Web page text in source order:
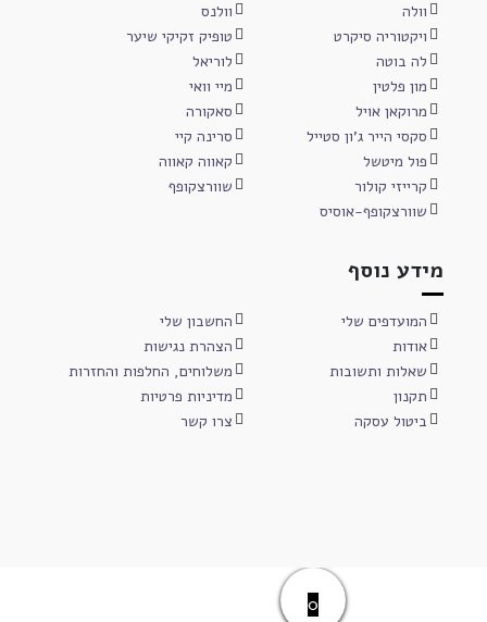
וולה
וולנס
ויקטוריה סיקרט
טופיק זקיקי שיער
לה בוטה
לוריאל
מון פלטין
מיי וואי
מרוקאן אויל
סאקורה
סקסי הייר ג'ון סטייל
סרינה קיי
פול מיטשל
קאווה קאווה
קרייזי קולור
שוורצקופף
שוורצקופף-אוסיס
מידע נוסף
המועדפים שלי
החשבון שלי
אודות
הצהרת נגישות
שאלות ותשובות
משלוחים, החלפות והחזרות
תקנון
מדיניות פרטיות
ביטול עסקה
צרו קשר
0